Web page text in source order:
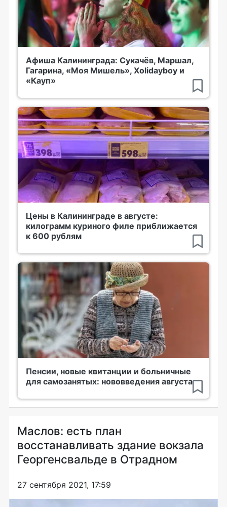
Афиша Калининграда: Сукачёв, Маршал,
Гагарина, «Моя Мишель», Xolidayboy и
«Кауп»
Цены в Калининграде в августе:
килограмм куриного филе приближается
к 600 рублям
Пенсии, новые квитанции и больничные
для самозанятых: нововведения августа
Маслов: есть план
восстанавливать здание вокзала
Георгенсвальде в Отрадном
27 сентября 2021, 17:59